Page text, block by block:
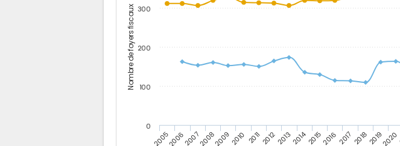
Nombre de foyers fiscaux
200520062007200820092010 201120122013201420152016 2017 201820192020
0
100
200
300